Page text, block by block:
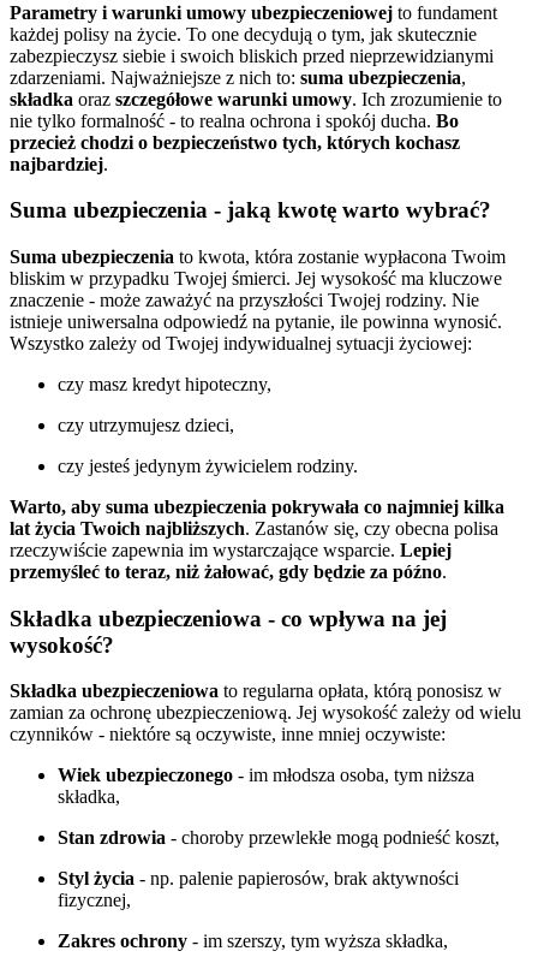
Parametry i warunki umowy ubezpieczeniowej to fundament
każdej polisy na życie. To one decydują o tym, jak skutecznie
zabezpieczysz siebie i swoich bliskich przed nieprzewidzianymi
zdarzeniami. Najważniejsze z nich to: suma ubezpieczenia,
składka oraz szczegółowe warunki umowy. Ich zrozumienie to
nie tylko formalność - to realna ochrona i spokój ducha. Bo
przecież chodzi o bezpieczeństwo tych, których kochasz
najbardziej.
Suma ubezpieczenia - jaką kwotę warto wybrać?
Suma ubezpieczenia to kwota, która zostanie wypłacona Twoim
bliskim w przypadku Twojej śmierci. Jej wysokość ma kluczowe
znaczenie - może zaważyć na przyszłości Twojej rodziny. Nie
istnieje uniwersalna odpowiedź na pytanie, ile powinna wynosić.
Wszystko zależy od Twojej indywidualnej sytuacji życiowej:
czy masz kredyt hipoteczny,
czy utrzymujesz dzieci,
czy jesteś jedynym żywicielem rodziny.
Warto, aby suma ubezpieczenia pokrywała co najmniej kilka
lat życia Twoich najbliższych. Zastanów się, czy obecna polisa
rzeczywiście zapewnia im wystarczające wsparcie. Lepiej
przemyśleć to teraz, niż żałować, gdy będzie za późno.
Składka ubezpieczeniowa - co wpływa na jej
wysokość?
Składka ubezpieczeniowa to regularna opłata, którą ponosisz w
zamian za ochronę ubezpieczeniową. Jej wysokość zależy od wielu
czynników - niektóre są oczywiste, inne mniej oczywiste:
Wiek ubezpieczonego - im młodsza osoba, tym niższa
składka,
Stan zdrowia - choroby przewlekłe mogą podnieść koszt,
Styl życia - np. palenie papierosów, brak aktywności
fizycznej,
Zakres ochrony - im szerszy, tym wyższa składka,